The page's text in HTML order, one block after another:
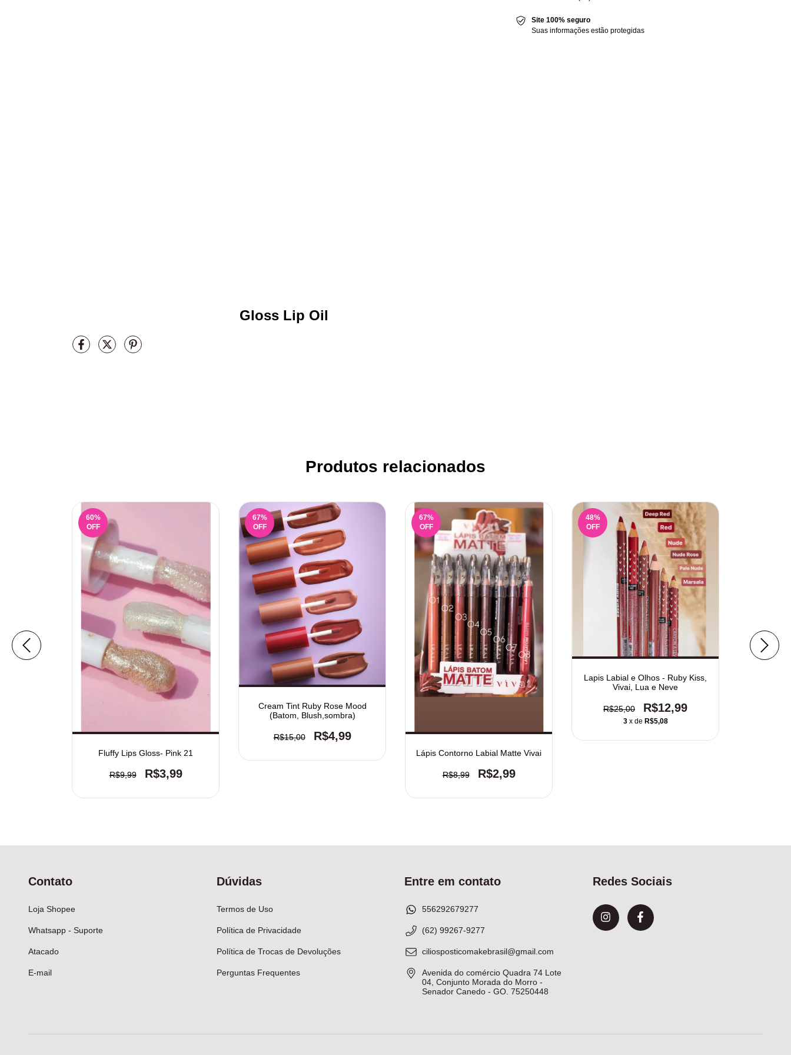
Gloss Lip Oil
Site 100% seguro
Suas informações estão protegidas
Produtos relacionados
angel
60%
OFF
Fluffy Lips Gloss- Pink 21
R$9,99 R$3,99
67%
OFF
Cream Tint Ruby Rose Mood
(Batom, Blush,sombra)
R$15,00 R$4,99
67%
OFF
Lápis Contorno Labial Matte Vivai
R$8,99 R$2,99
48%
OFF
Lapis Labial e Olhos - Ruby Kiss,
Vivai, Lua e Neve
R$25,00 R$12,99
3 x de R$5,08
Contato
Loja Shopee
Whatsapp - Suporte
Atacado
E-mail
Dúvidas
Termos de Uso
Política de Privacidade
Política de Trocas de Devoluções
Perguntas Frequentes
Entre em contato
556292679277
(62) 99267-9277
ciliosposticomakebrasil@gmail.com
Avenida do comércio Quadra 74 Lote
04, Conjunto Morada do Morro -
Senador Canedo - GO. 75250448
Redes Sociais